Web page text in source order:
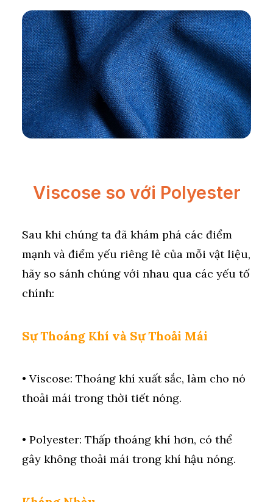
Viscose so với Polyester
Sau khi chúng ta đã khám phá các điểm
mạnh và điểm yếu riêng lẻ của mỗi vật liệu,
hãy so sánh chúng với nhau qua các yếu tố
chính:
Sự Thoáng Khí và Sự Thoải Mái
• Viscose: Thoáng khí xuất sắc, làm cho nó
thoải mái trong thời tiết nóng.
• Polyester: Thấp thoáng khí hơn, có thể
gây không thoải mái trong khí hậu nóng.